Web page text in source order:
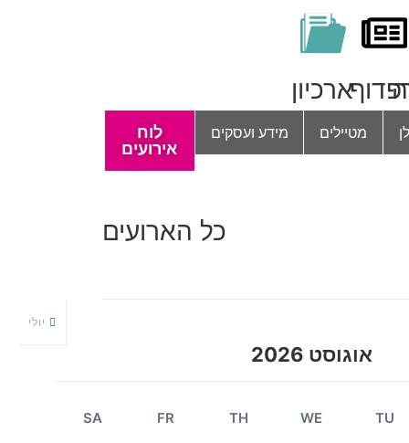
ארכיון
מטיילים מידע ועסקים
לוח
אירועים
כל הארועים
יולי
אוגוסט 2026
TU
WE
TH
FR
SA